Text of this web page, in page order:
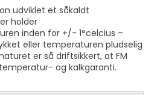
udviklet et såkaldt
holder
inden for +/- 1°celcius –
eller temperaturen pludselig
er så driftsikkert, at FM
og kalkgaranti.